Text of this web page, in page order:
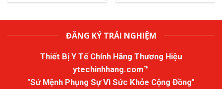
ĐĂNG KÝ TRẢI NGHIỆM
Thiết Bị Y Tế Chính Hãng Thương Hiệu
ytechinhhang.com™
"Sứ Mệnh Phụng Sự Vì Sức Khỏe Cộng Đồng"